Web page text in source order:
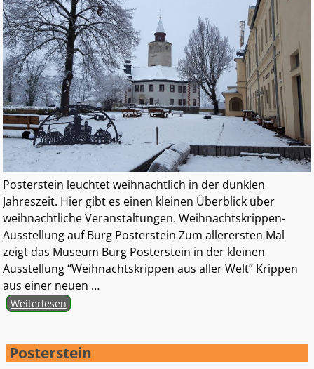
Posterstein leuchtet weihnachtlich in der dunklen
Jahreszeit. Hier gibt es einen kleinen Überblick über
weihnachtliche Veranstaltungen. Weihnachtskrippen-
Ausstellung auf Burg Posterstein Zum allerersten Mal
zeigt das Museum Burg Posterstein in der kleinen
Ausstellung “Weihnachtskrippen aus aller Welt” Krippen
aus einer neuen …
Weiterlesen
Posterstein